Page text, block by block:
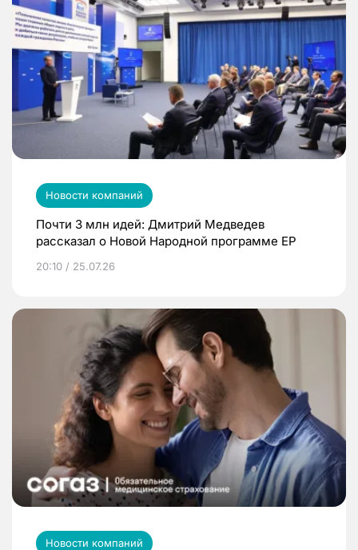
Новости компаний
Почти 3 млн идей: Дмитрий Медведев
рассказал о Новой Народной программе ЕР
20:10 / 25.07.26
Новости компаний